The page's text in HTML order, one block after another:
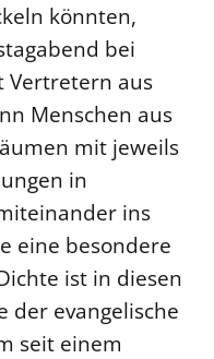
könnten,
bei
Vertretern aus
Menschen aus
mit jeweils
in
ins
eine besondere
ist in diesen
der evangelische
seit einem